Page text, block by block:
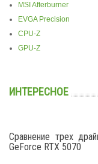
MSI Afterburner
EVGA Precision
CPU-Z
GPU-Z
ИНТЕРЕСНОЕ
Сравнение трех
GeForce RTX 5070